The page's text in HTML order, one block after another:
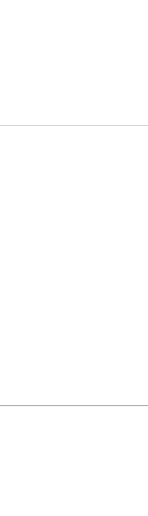
国内最强最全纹身资讯
！